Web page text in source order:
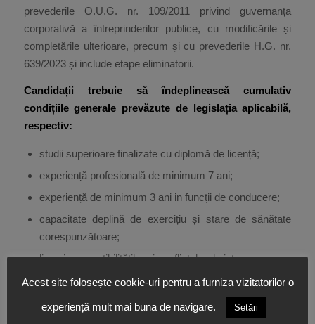
prevederile O.U.G. nr. 109/2011 privind guvernanța
corporativă a întreprinderilor publice, cu modificările și
completările ulterioare, precum și cu prevederile H.G. nr.
639/2023 și include etape eliminatorii.
Candidații trebuie să îndeplinească cumulativ
condițiile generale prevăzute de legislația aplicabilă,
respectiv:
studii superioare finalizate cu diplomă de licență;
experiență profesională de minimum 7 ani;
experiență de minimum 3 ani in funcții de conducere;
capacitate deplină de exercițiu și stare de sănătate
corespunzătoare;
lipsa incompatibilităților și conflictelor de interese;
lipsa înscrierilor în cazierul judiciar și fiscal;
îndeplinirea tuturor cerințelor prevăzute de O.U.G. nr.
Acest site folosește cookie-uri pentru a furniza vizitatorilor o
experiență mult mai buna de navigare. Setări